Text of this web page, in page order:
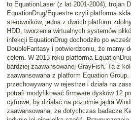
to EquationLaser (z lat 2001-2004), trojan
EquationDrug/Equestre czyli platforma
sterowników, jedna z dwóch platform
HDD, tworzenia wirtualnych systemów
infekcji EquationDrug dochodziło po
DoubleFantasy i potwierdzeniu, że mamy
celem. W 2013 roku platforma
bardziej zaawansowanej GrayFish. Ta z
zaawansowana z platform Equation
przechowywany w rejestrze i działa na
potrafi modyfikować firmware dysków 12
cyfrowe, by działać na poziomie jądra
zaawansowana, że dotychczas badacze